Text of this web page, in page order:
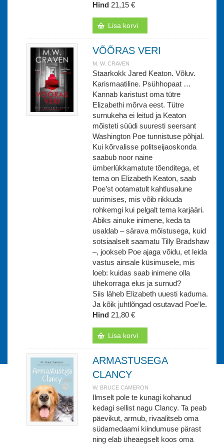
Hind 21,15 €
Lisa korvi
VÕÕRAS VERI
M. W. CRAVEN
Staarkokk Jared Keaton. Võluv.
Karismaatiline. Psühhopaat …
Kannab karistust oma tütre
Elizabethi mõrva eest. Tütre
surnukeha ei leitud ja Keaton
mõisteti süüdi suuresti seersant
Washington Poe tunnistuse põhjal.
Kui kõrvalisse politseijaoskonda
saabub noor naine
ümberlükkamatute tõenditega, et
tema on Elizabeth Keaton, saab
Poe’st ootamatult kahtlusalune
uurimises, mis võib rikkuda
rohkemgi kui pelgalt tema karjääri.
Abiks ainuke inimene, keda ta
usaldab – särava mõistusega, kuid
sotsiaalselt saamatu Tilly Bradshaw
–, jookseb Poe ajaga võidu, et leida
vastus ainsale küsimusele, mis
loeb: kuidas saab inimene olla
ühekorraga elus ja surnud?
Siis läheb Elizabeth uuesti kaduma.
Ja kõik juhtlõngad osutavad Poe’le.
Hind 21,80 €
Lisa korvi
ARMASTUSEGA
CLANCY
W. BRUCE CAMERON
Ilmselt pole te kunagi kohanud
kedagi sellist nagu Clancy. Ta peab
päevikut, armub, rivaalitseb oma
südamedaami kiindumuse pärast
ning elab üheaegselt koos oma